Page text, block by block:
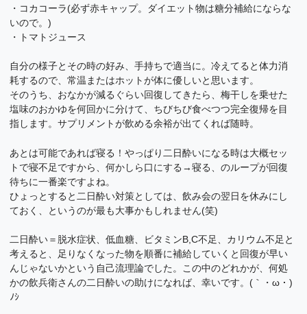
・コカコーラ(必ず赤キャップ。ダイエット物は糖分補給にならな
いので。)
・トマトジュース
自分の様子とその時の好み、手持ちで適当に。冷えてると体力消
耗するので、常温またはホットが体に優しいと思います。
そのうち、おなかが減るぐらい回復してきたら、梅干しを乗せた
塩味のおかゆを何回かに分けて、ちびちび食べつつ完全復帰を目
指します。サプリメントが飲める余裕が出てくれば随時。
あとは可能であれば寝る！やっぱり二日酔いになる時は大概セッ
トで寝不足ですから、何かしら口にする→寝る、のループが回復
待ちに一番楽ですよね。
ひょっとすると二日酔い対策としては、飲み会の翌日を休みにし
ておく、というのが最も大事かもしれません(笑)
二日酔い＝脱水症状、低血糖、ビタミンB,C不足、カリウム不足と
考えると、足りなくなった物を順番に補給していくと回復が早い
んじゃないかという自己流理論でした。この中のどれかが、何処
かの飲兵衛さんの二日酔いの助けになれば、幸いです。(｀・ω・)
ﾉｼ